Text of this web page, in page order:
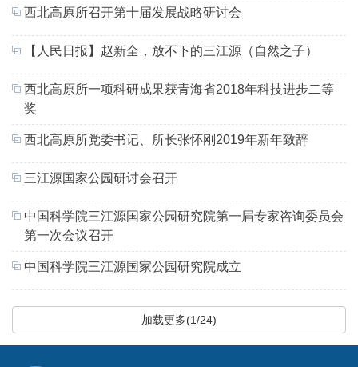
西北高原所召开第十届发展战略研讨会
【人民日报】赵新全，放不下的三江源（自然之子）
西北高原所一项科研成果获青海省2018年科技进步二等
奖
西北高原所党委书记、所长张怀刚2019年新年致辞
三江源国家公园研讨会召开
中国科学院三江源国家公园研究院第一届专家咨询委员会
第一次会议召开
中国科学院三江源国家公园研究院成立
加载更多(1/24)